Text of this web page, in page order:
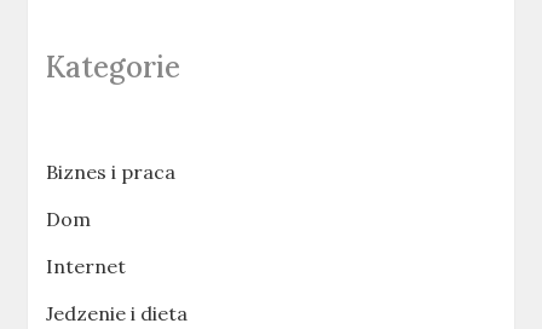
Kategorie
Biznes i praca
Dom
Internet
Jedzenie i dieta